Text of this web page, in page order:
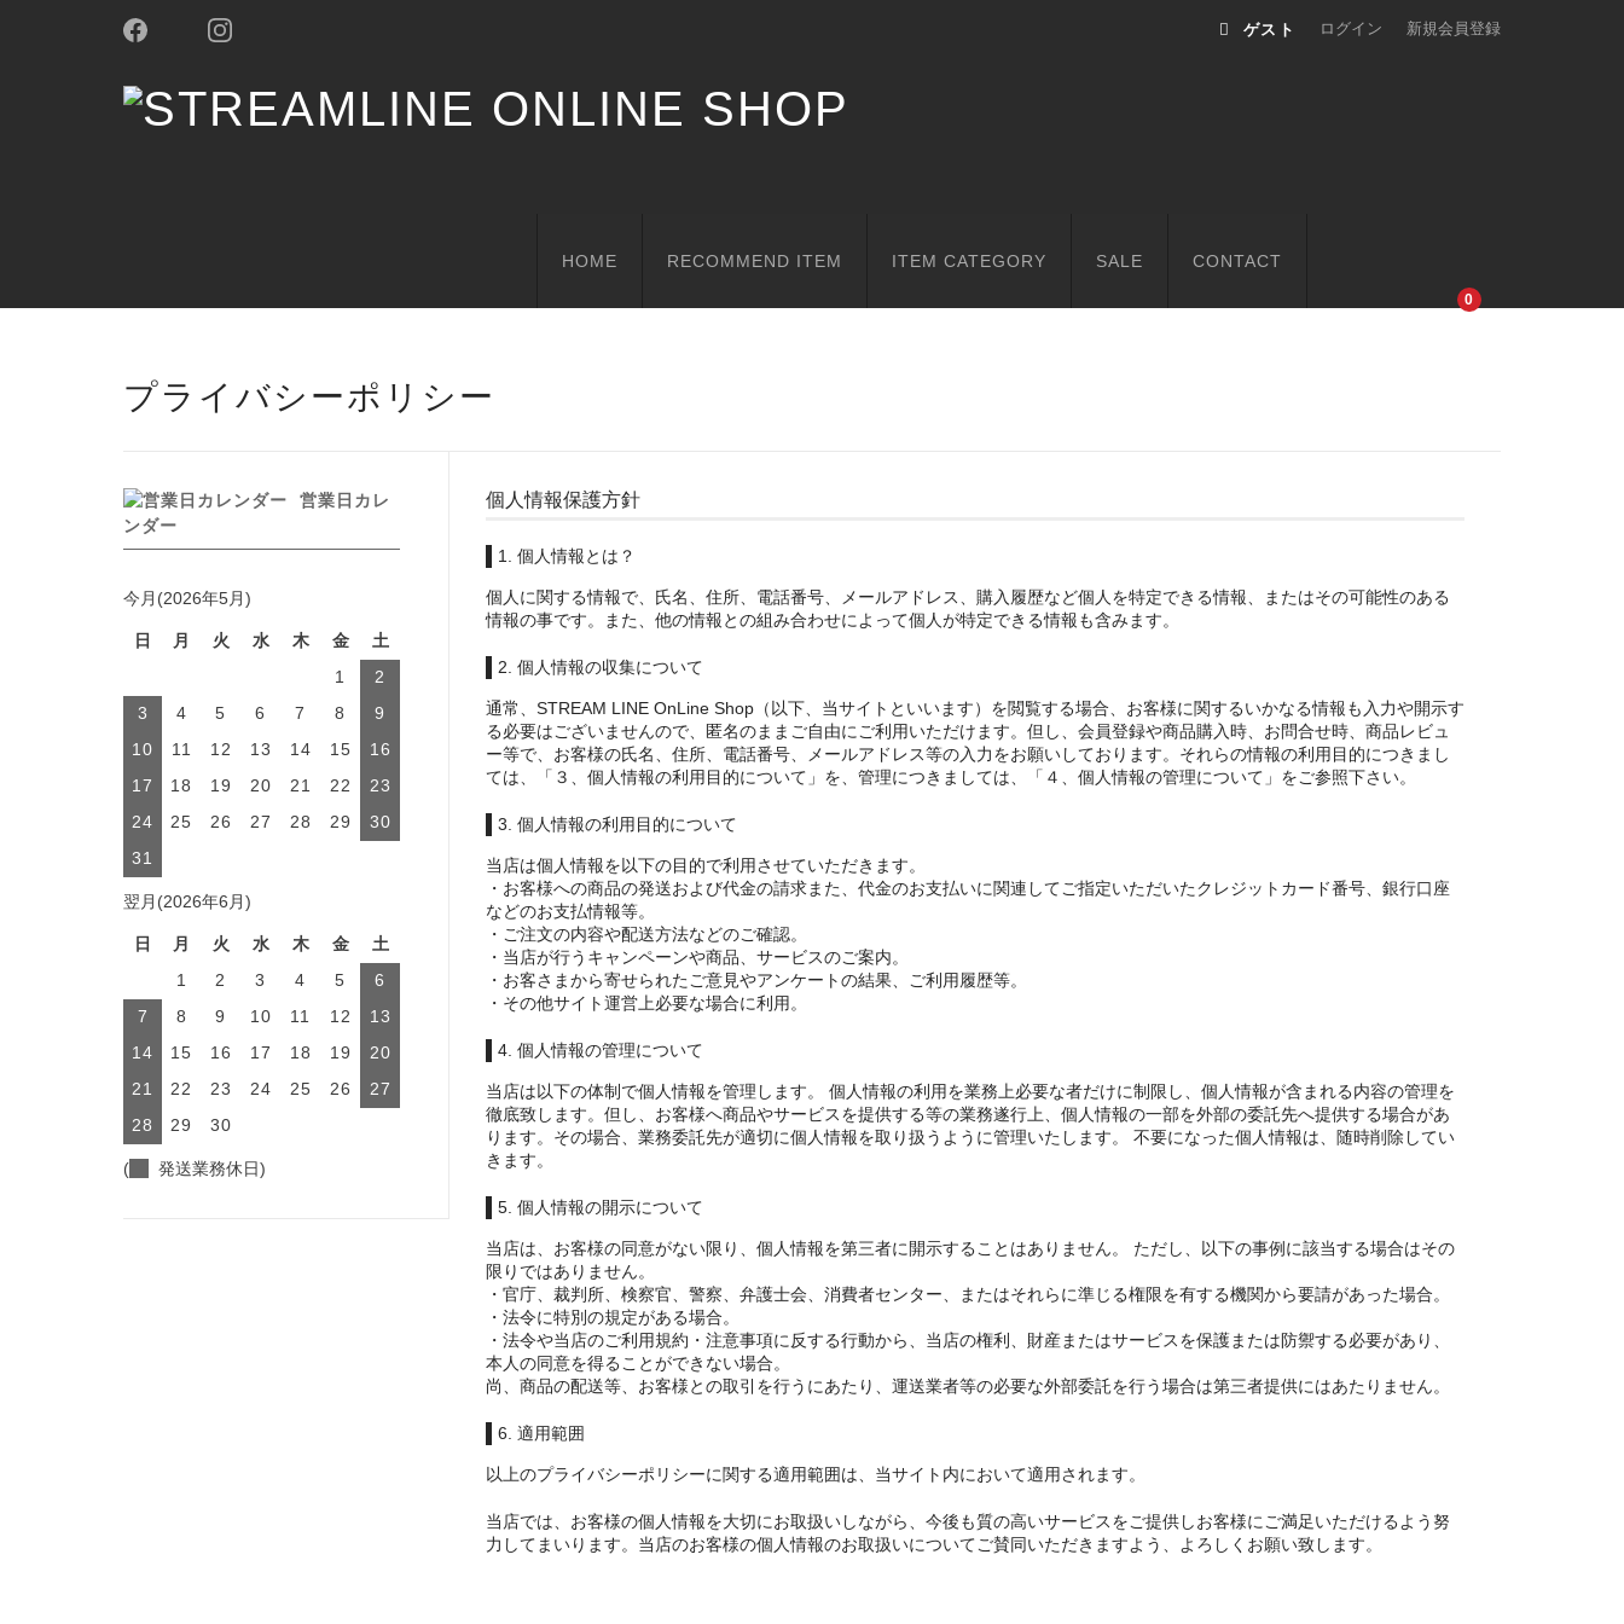
ゲスト ログイン 新規会員登録
0
HOME RECOMMEND ITEM ITEM CATEGORY SALE CONTACT
プライバシーポリシー
個人情報保護方針
1. 個人情報とは？
個人に関する情報で、氏名、住所、電話番号、メールアドレス、購入履歴など個人を特定できる情報、またはその可能性のある
情報の事です。また、他の情報との組み合わせによって個人が特定できる情報も含みます。
2. 個人情報の収集について
通常、STREAM LINE OnLine Shop（以下、当サイトといいます）を閲覧する場合、お客様に関するいかなる情報も入力や開示す
る必要はございませんので、匿名のままご自由にご利用いただけます。但し、会員登録や商品購入時、お問合せ時、商品レビュ
ー等で、お客様の氏名、住所、電話番号、メールアドレス等の入力をお願いしております。それらの情報の利用目的につきまし
ては、「３、個人情報の利用目的について」を、管理につきましては、「４、個人情報の管理について」をご参照下さい。
3. 個人情報の利用目的について
当店は個人情報を以下の目的で利用させていただきます。
・お客様への商品の発送および代金の請求また、代金のお支払いに関連してご指定いただいたクレジットカード番号、銀行口座
などのお支払情報等。
・ご注文の内容や配送方法などのご確認。
・当店が行うキャンペーンや商品、サービスのご案内。
・お客さまから寄せられたご意見やアンケートの結果、ご利用履歴等。
・その他サイト運営上必要な場合に利用。
4. 個人情報の管理について
当店は以下の体制で個人情報を管理します。 個人情報の利用を業務上必要な者だけに制限し、個人情報が含まれる内容の管理を
徹底致します。但し、お客様へ商品やサービスを提供する等の業務遂行上、個人情報の一部を外部の委託先へ提供する場合があ
ります。その場合、業務委託先が適切に個人情報を取り扱うように管理いたします。 不要になった個人情報は、随時削除してい
きます。
5. 個人情報の開示について
当店は、お客様の同意がない限り、個人情報を第三者に開示することはありません。 ただし、以下の事例に該当する場合はその
限りではありません。
・官庁、裁判所、検察官、警察、弁護士会、消費者センター、またはそれらに準じる権限を有する機関から要請があった場合。
・法令に特別の規定がある場合。
・法令や当店のご利用規約・注意事項に反する行動から、当店の権利、財産またはサービスを保護または防禦する必要があり、
本人の同意を得ることができない場合。
尚、商品の配送等、お客様との取引を行うにあたり、運送業者等の必要な外部委託を行う場合は第三者提供にはあたりません。
6. 適用範囲
以上のプライバシーポリシーに関する適用範囲は、当サイト内において適用されます。
当店では、お客様の個人情報を大切にお取扱いしながら、今後も質の高いサービスをご提供しお客様にご満足いただけるよう努
力してまいります。当店のお客様の個人情報のお取扱いについてご賛同いただきますよう、よろしくお願い致します。
営業日カレ
ンダー
今月(2026年5月)
日 月 火 水 木 金
土
1
2
3
4 5 6 7 8
9
10
11 12 13 14 15
16
17
18 19 20 21 22
23
24
25 26 27 28 29
30
31
翌月(2026年6月)
日 月 火 水 木 金
土
1
2 3 4 5
6
7
8 9 10 11 12
13
14
15 16 17 18 19
20
21
22 23 24 25 26
27
28
29 30
( 発送業務休日)